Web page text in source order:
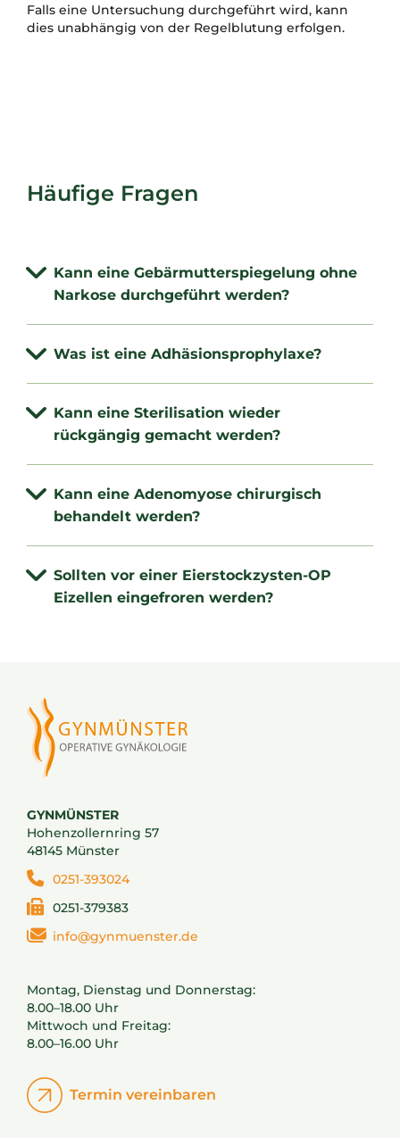
Falls eine Untersuchung durchgeführt wird, kann
dies unabhängig von der Regelblutung erfolgen.
Häufige Fragen
Kann eine Gebärmutterspiegelung ohne
Narkose durchgeführt werden?
Was ist eine Adhäsionsprophylaxe?
Kann eine Sterilisation wieder
rückgängig gemacht werden?
Kann eine Adenomyose chirurgisch
behandelt werden?
Sollten vor einer Eierstockzysten-OP
Eizellen eingefroren werden?
GYNMÜNSTER
Hohenzollernring 57
48145 Münster
0251-393024
0251-379383
info@gynmuenster.de
Montag, Dienstag und Donnerstag:
8.00–18.00 Uhr
Mittwoch und Freitag:
8.00–16.00 Uhr
Termin vereinbaren